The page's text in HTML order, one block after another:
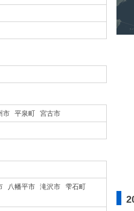
市 平泉町 宮古市
八幡平市 滝沢市
雫石町